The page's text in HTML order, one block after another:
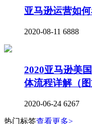
亚马逊运营如
2020-08-11 6888
2020亚马逊美
体流程详解（图
2020-06-24 6267
热门标签查看更多>